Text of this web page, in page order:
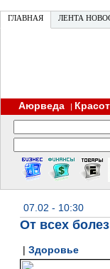
ГЛАВНАЯ ЛЕНТА
Аюрведа |
07.02 - 10:30
От всех
| Здоровье